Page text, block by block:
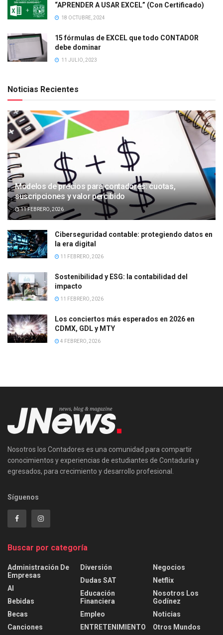
“APRENDER A USAR EXCEL” (Con Certificado)
18 OCTUBRE, 2024
15 fórmulas de EXCEL que todo CONTADOR
debe dominar
11 JULIO, 2023
Noticias Recientes
Modelos de precios para contadores: cuotas,
suscripciones y valor percibido
11 FEBRERO, 2026
Ciberseguridad contable: protegiendo datos en
la era digital
11 FEBRERO, 2026
Sostenibilidad y ESG: la contabilidad del
impacto
11 FEBRERO, 2026
Los conciertos más esperados en 2026 en
CDMX, GDL y MTY
4 FEBRERO, 2026
Nosotros los Contadores es una comunidad para compartir
conocimientos y experiencias de estudiantes de Contaduría y
egresados, para crecimiento y desarrollo profesional.
Síguenos
Buscar por categoría
Administración De
Empresas
AI
Bebidas
Becas
Canciones
Diversión
Dudas SAT
Educación
Financiera
Empleo
ENTRETENIMIENTO
Negocios
Netflix
Nosotros Los
Godínez
Noticias
Otros Mundos